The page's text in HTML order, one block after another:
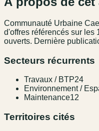
Communauté Urbaine
d'offres référencés sur les
ouverts. Dernière
Secteurs récurrents
Travaux / BTP24
Environnement /
Maintenance12
Territoires cités